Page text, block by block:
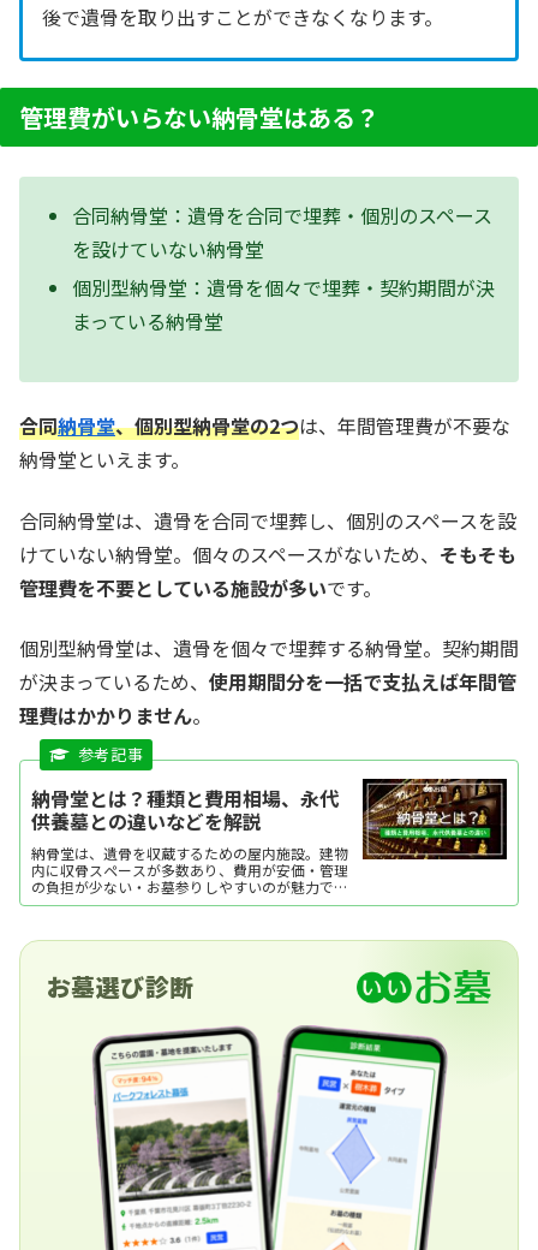
後で遺骨を取り出すことができなくなります。
管理費がいらない納骨堂はある？
合同納骨堂：遺骨を合同で埋葬・個別のスペース
を設けていない納骨堂
個別型納骨堂：遺骨を個々で埋葬・契約期間が決
まっている納骨堂
合同納骨堂、個別型納骨堂の2つは、年間管理費が不要な
納骨堂といえます。
合同納骨堂は、遺骨を合同で埋葬し、個別のスペースを設
けていない納骨堂。個々のスペースがないため、 そもそも
管理費を不要としている施設が多いです。
個別型納骨堂は、遺骨を個々で埋葬する納骨堂。契約期間
が決まっているため、 使用期間分を一括で支払えば年間管
理費はかかりません。
納骨堂とは？種類と費用相場、永代
供養墓との違いなどを解説
納骨堂は、遺骨を収蔵するための屋内施設。建物
内に収骨スペースが多数あり、費用が安価・管理
の負担が少ない・お墓参りしやすいのが魅力で
す。ここでは、納骨堂の種類や費用相場、メリッ
お墓選び診断